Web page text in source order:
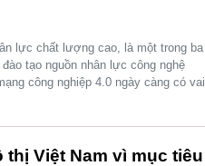
lực chất lượng cao, là một trong ba
tạo nguồn nhân lực công nghệ
công nghiệp 4.0 ngày càng có vai
Việt Nam vì mục tiêu